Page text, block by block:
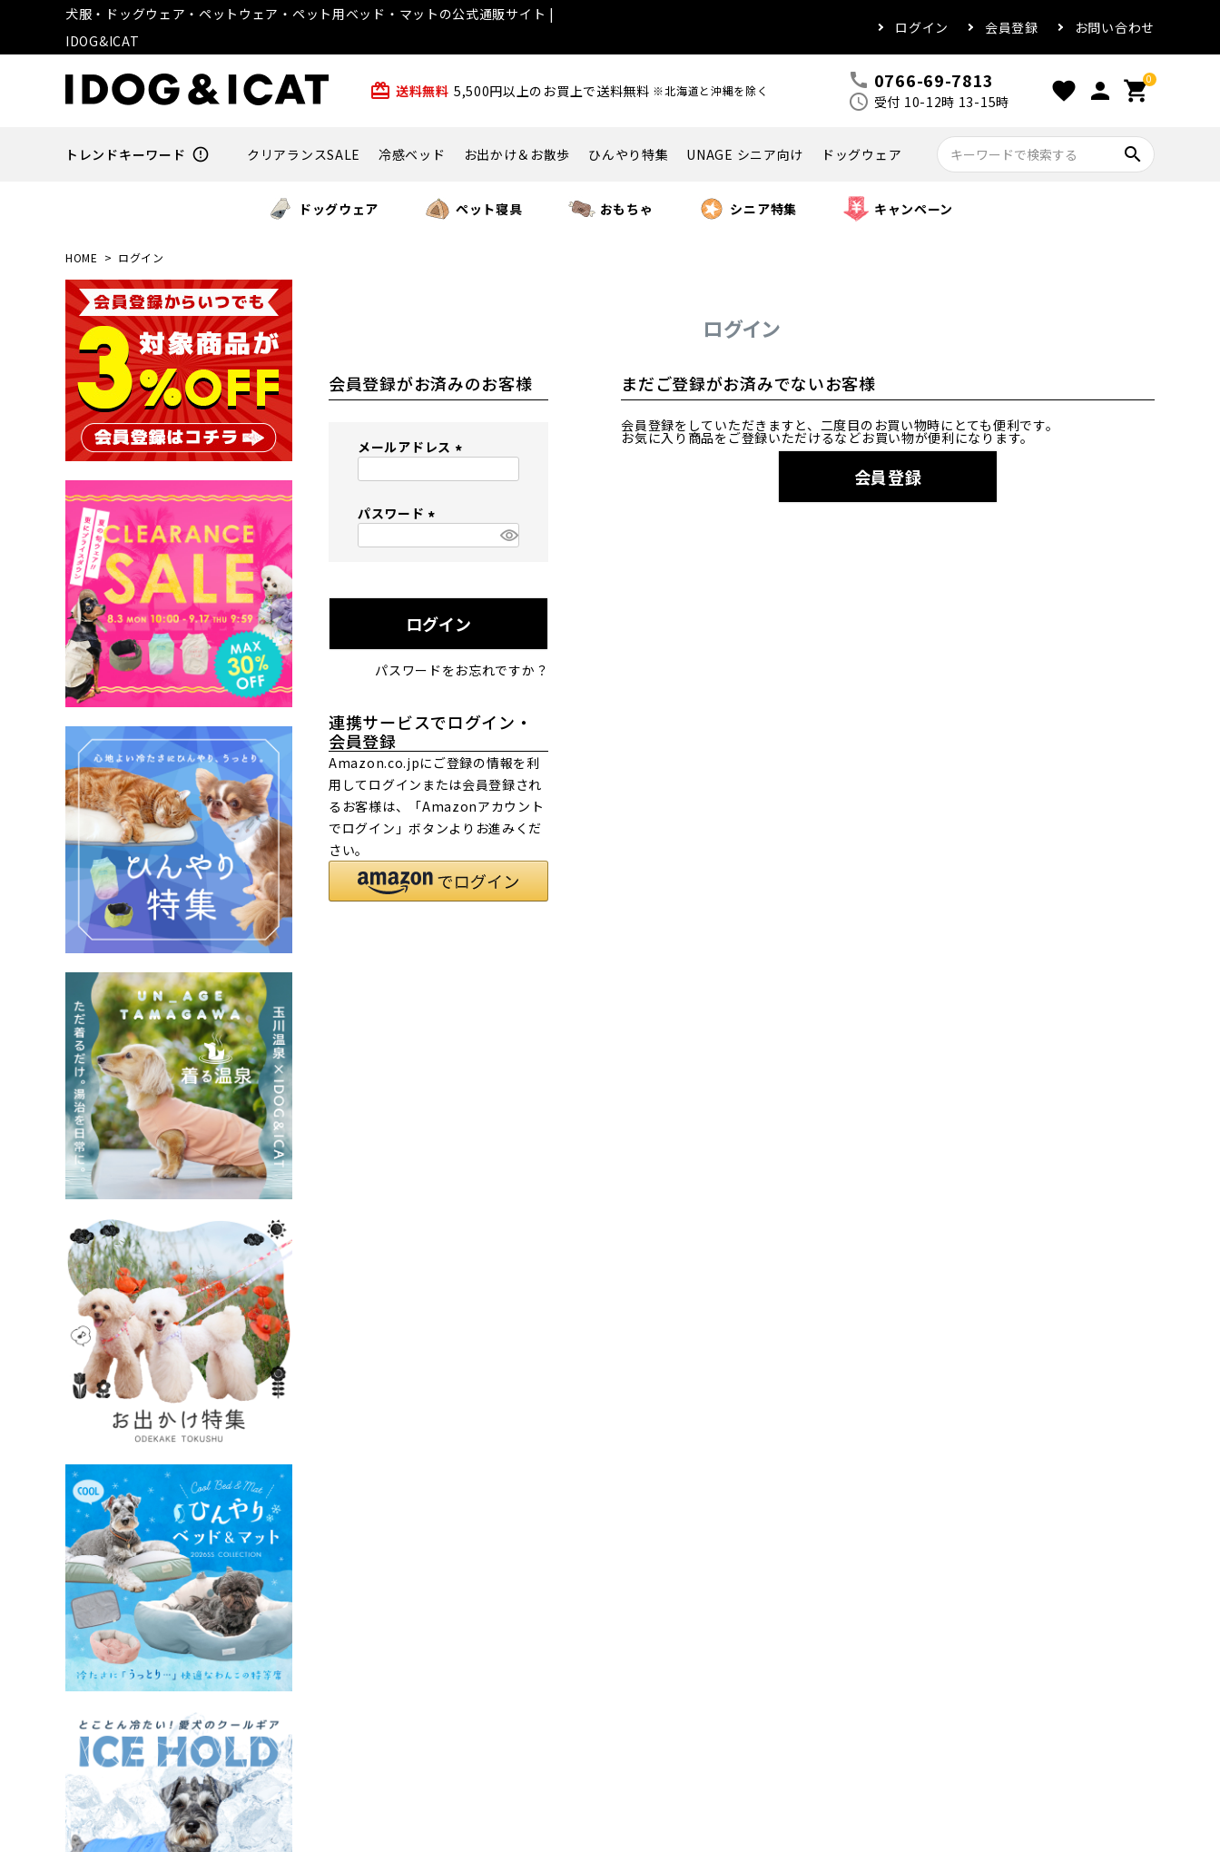
犬服・ドッグウェア・ペットウェア・ペット用ベッド・マットの公式通販サイト |
IDOG&ICAT
ログイン 会員登録 お問い合わせ
card_giftcard 送料無料 5,500円以上のお買上で送料無料 ※北海道と沖縄を除く call 0766-69-7813
schedule 受付 10-12時 13-15時 favorite person 0
shopping_cart
トレンドキーワード error_outline クリアランスSALE 冷感ベッド お出かけ＆お散歩 ひんやり特集 UNAGE シニア向け ドッグウェア search
ドッグウェア ペット寝具 おもちゃ シニア特集 キャンペーン
HOME ログイン
ログイン
会員登録がお済みのお客様
メールアドレス
パスワード
)
ログイン
パスワードをお忘れですか？
連携サービスでログイン・
会員登録
Amazon.co.jpにご登録の情報を利
用してログインまたは会員登録され
るお客様は、「Amazonアカウント
でログイン」ボタンよりお進みくだ
さい。
まだご登録がお済みでないお客様
会員登録をしていただきますと、二度目のお買い物時にとても便利です。
お気に入り商品をご登録いただけるなどお買い物が便利になります。
会員登録